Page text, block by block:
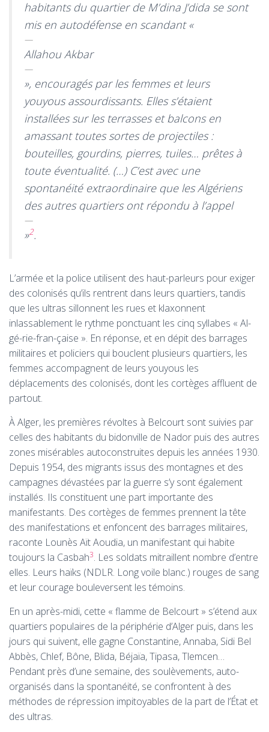
habitants du quartier de M’dina J’dida se sont
mis en autodéfense en scandant «
Allahou Akbar
», encouragés par les femmes et leurs
youyous assourdissants. Elles s’étaient
installées sur les terrasses et balcons en
amassant toutes sortes de projectiles :
bouteilles, gourdins, pierres, tuiles… prêtes à
toute éventualité. (…) C’est avec une
spontanéité extraordinaire que les Algériens
des autres quartiers ont répondu à l’appel
»2.
L’armée et la police utilisent des haut-parleurs pour exiger
des colonisés qu’ils rentrent dans leurs quartiers, tandis
que les ultras sillonnent les rues et klaxonnent
inlassablement le rythme ponctuant les cinq syllabes « Al-
gé-rie-fran-çaise ». En réponse, et en dépit des barrages
militaires et policiers qui bouclent plusieurs quartiers, les
femmes accompagnent de leurs youyous les
déplacements des colonisés, dont les cortèges affluent de
partout.
À Alger, les premières révoltes à Belcourt sont suivies par
celles des habitants du bidonville de Nador puis des autres
zones misérables autoconstruites depuis les années 1930.
Depuis 1954, des migrants issus des montagnes et des
campagnes dévastées par la guerre s’y sont également
installés. Ils constituent une part importante des
manifestants. Des cortèges de femmes prennent la tête
des manifestations et enfoncent des barrages militaires,
raconte Lounès Aït Aoudia, un manifestant qui habite
toujours la Casbah3. Les soldats mitraillent nombre d’entre
elles. Leurs haïks (NDLR. Long voile blanc.) rouges de sang
et leur courage bouleversent les témoins.
En un après-midi, cette « flamme de Belcourt » s’étend aux
quartiers populaires de la périphérie d’Alger puis, dans les
jours qui suivent, elle gagne Constantine, Annaba, Sidi Bel
Abbès, Chlef, Bône, Blida, Béjaïa, Tipasa, Tlemcen…
Pendant près d’une semaine, des soulèvements, auto-
organisés dans la spontanéité, se confrontent à des
méthodes de répression impitoyables de la part de l’État et
des ultras.